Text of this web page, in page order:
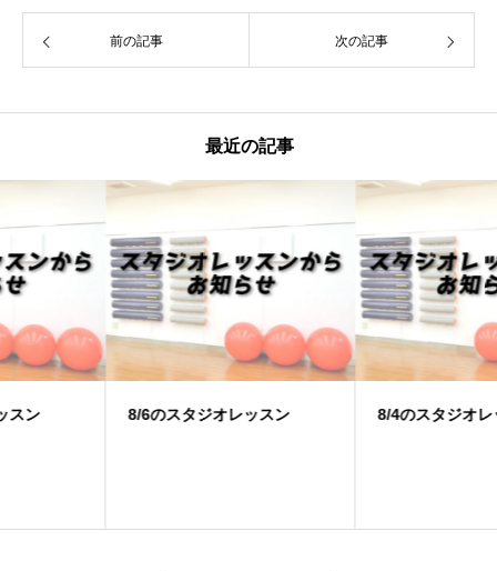
前の記事 次の記事
最近の記事
8/6のスタジオレッスン 8/4のスタジオレッスン